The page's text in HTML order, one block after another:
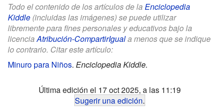
Todo el contenido de los artículos de la Enciclopedia
Kiddle (incluidas las imágenes) se puede utilizar
libremente para fines personales y educativos bajo la
licencia Atribución-CompartirIguala menos que se indique
lo contrario. Citar este artículo:
Minuro para Niños. Enciclopedia Kiddle.
Última edición el 17 oct 2025, a las 11:19
Sugerir una edición.